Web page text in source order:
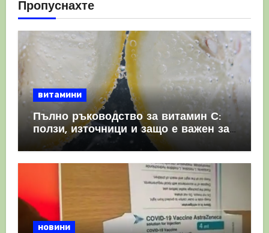
Пропуснахте
витамини
Пълно ръководство за витамин С:
ползи, източници и защо е важен за
имунната система
новини